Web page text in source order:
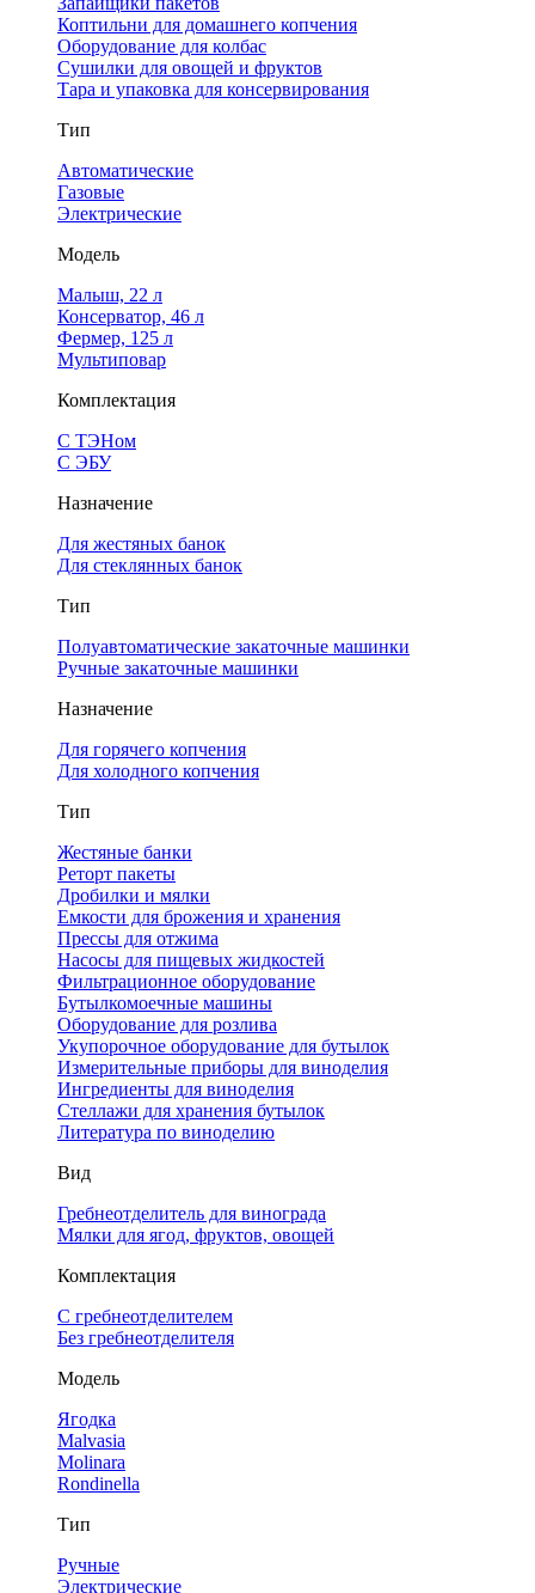
Коптильни для домашнего копчения
Оборудование для колбас
Сушилки для овощей и фруктов
Тара и упаковка для консервирования
Тип
Автоматические
Газовые
Электрические
Модель
Малыш, 22 л
Консерватор, 46 л
Фермер, 125 л
Мультиповар
Комплектация
С ТЭНом
С ЭБУ
Назначение
Для жестяных банок
Для стеклянных банок
Тип
Полуавтоматические закаточные машинки
Ручные закаточные машинки
Назначение
Для горячего копчения
Для холодного копчения
Тип
Жестяные банки
Реторт пакеты
Дробилки и мялки
Емкости для брожения и хранения
Прессы для отжима
Насосы для пищевых жидкостей
Фильтрационное оборудование
Бутылкомоечные машины
Оборудование для розлива
Укупорочное оборудование для бутылок
Измерительные приборы для виноделия
Ингредиенты для виноделия
Стеллажи для хранения бутылок
Литература по виноделию
Вид
Гребнеотделитель для винограда
Мялки для ягод, фруктов, овощей
Комплектация
С гребнеотделителем
Без гребнеотделителя
Модель
Ягодка
Malvasia
Molinara
Rondinella
Тип
Ручные
Электрические